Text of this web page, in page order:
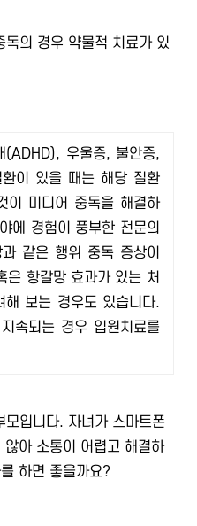
독의 경우 약물적 치료가 있
(ADHD), 우울증, 불안증,
이 있을 때는 해당 질환
이 미디어 중독을 해결하
에 경험이 풍부한 전문의
같은 행위 중독 증상이
은 항갈망 효과가 있는 처
보는 경우도 있습니다.
속되는 경우 입원치료를
입니다. 자녀가 스마트폰
아 소통이 어렵고 해결하
하면 좋을까요?